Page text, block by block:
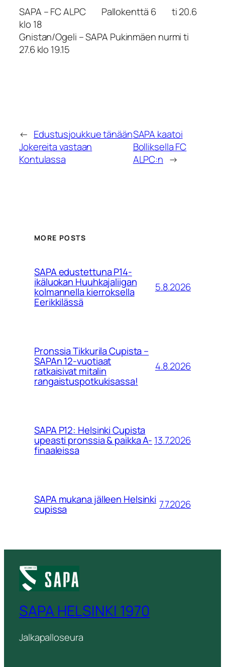
SAPA – FC ALPC Pallokenttä 6 ti 20.6
klo 18
Gnistan/Ogeli – SAPA Pukinmäen nurmi ti
27.6 klo 19.15
← Edustusjoukkue tänään
Jokereita vastaan
Kontulassa
SAPA kaatoi
Bolliksella FC
ALPC:n →
MORE POSTS
SAPA edustettuna P14-
ikäluokan Huuhkajaliigan
kolmannella kierroksella
Eerikkilässä
5.8.2026
Pronssia Tikkurila Cupista –
SAPAn 12-vuotiaat
ratkaisivat mitalin
rangaistuspotkukisassa!
4.8.2026
SAPA P12: Helsinki Cupista
upeasti pronssia & paikka A-
finaaleissa
13.7.2026
SAPA mukana jälleen Helsinki
cupissa 7.7.2026
SAPA HELSINKI 1970
Jalkapalloseura